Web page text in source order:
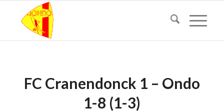
FC Cranendonck 1 – Ondo
1-8 (1-3)